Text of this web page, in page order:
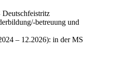
Deutschfeistritz
betreuung und
– 12.2026): in der MS